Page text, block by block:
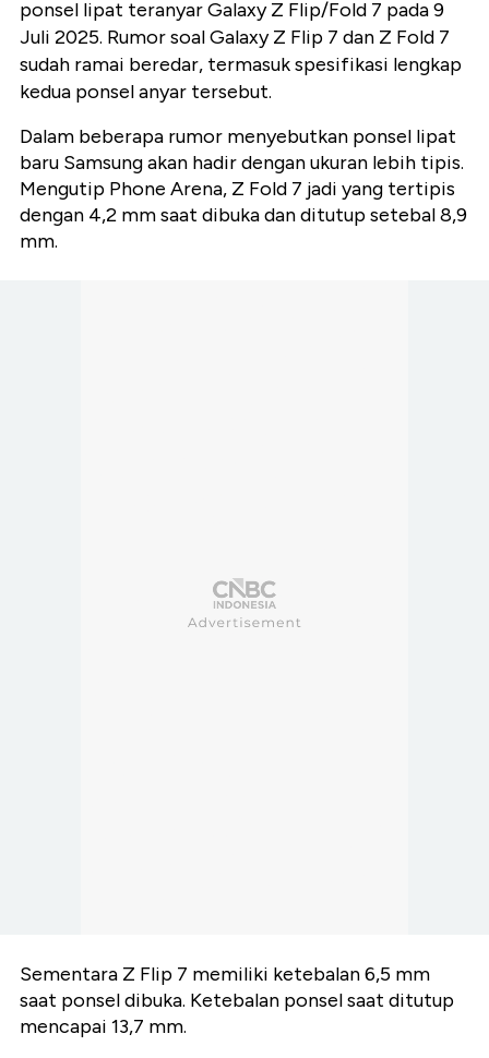
ponsel lipat teranyar Galaxy Z Flip/Fold 7 pada 9
Juli 2025. Rumor soal Galaxy Z Flip 7 dan Z Fold 7
sudah ramai beredar, termasuk spesifikasi lengkap
kedua ponsel anyar tersebut.
Dalam beberapa rumor menyebutkan ponsel lipat
baru Samsung akan hadir dengan ukuran lebih tipis.
Mengutip Phone Arena, Z Fold 7 jadi yang tertipis
dengan 4,2 mm saat dibuka dan ditutup setebal 8,9
mm.
Sementara Z Flip 7 memiliki ketebalan 6,5 mm
saat ponsel dibuka. Ketebalan ponsel saat ditutup
mencapai 13,7 mm.